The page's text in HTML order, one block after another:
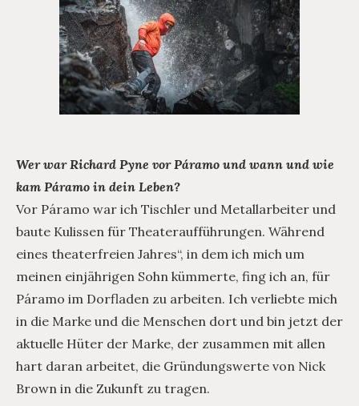
Wer war Richard Pyne vor Páramo und wann und wie
kam Páramo in dein Leben?
Vor Páramo war ich Tischler und Metallarbeiter und
baute Kulissen für Theateraufführungen. Während
eines theaterfreien Jahres“, in dem ich mich um
meinen einjährigen Sohn kümmerte, fing ich an, für
Páramo im Dorfladen zu arbeiten. Ich verliebte mich
in die Marke und die Menschen dort und bin jetzt der
aktuelle Hüter der Marke, der zusammen mit allen
hart daran arbeitet, die Gründungswerte von Nick
Brown in die Zukunft zu tragen.